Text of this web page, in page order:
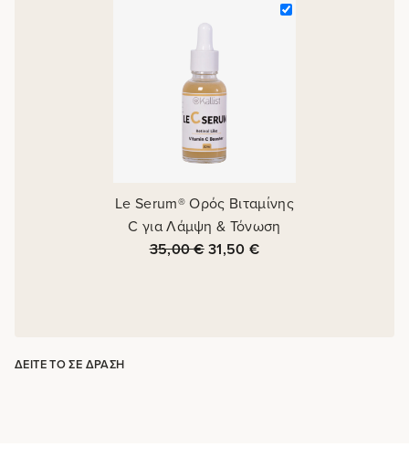
Le Serum® Ορός Βιταμίνης
C για Λάμψη & Τόνωση
35,00€31,50€
ΔΕΊΤΕ ΤΟ ΣΕ ΔΡΆΣΗ